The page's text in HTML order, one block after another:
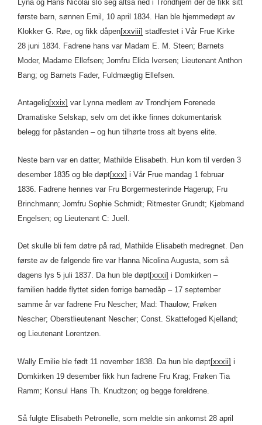
Lyna og Hans Nicolai slo seg altså ned i Trondhjem der de fikk sitt
første barn, sønnen Emil, 10 april 1834. Han ble hjemmedøpt av
Klokker G. Røe, og fikk dåpen[xxviii] stadfestet i Vår Frue Kirke
28 juni 1834. Fadrene hans var Madam E. M. Steen; Barnets
Moder, Madame Ellefsen; Jomfru Elida Iversen; Lieutenant Anthon
Bang; og Barnets Fader, Fuldmægtig Ellefsen.
Antagelig[xxix] var Lynna medlem av Trondhjem Forenede
Dramatiske Selskap, selv om det ikke finnes dokumentarisk
belegg for påstanden – og hun tilhørte tross alt byens elite.
Neste barn var en datter, Mathilde Elisabeth. Hun kom til verden 3
desember 1835 og ble døpt[xxx] i Vår Frue mandag 1 februar
1836. Fadrene hennes var Fru Borgermesterinde Hagerup; Fru
Brinchmann; Jomfru Sophie Schmidt; Ritmester Grundt; Kjøbmand
Engelsen; og Lieutenant C: Juell.
Det skulle bli fem døtre på rad, Mathilde Elisabeth medregnet. Den
første av de følgende fire var Hanna Nicolina Augusta, som så
dagens lys 5 juli 1837. Da hun ble døpt[xxxi] i Domkirken –
familien hadde flyttet siden forrige barnedåp – 17 september
samme år var fadrene Fru Nescher; Mad: Thaulow; Frøken
Nescher; Oberstlieutenant Nescher; Const. Skattefoged Kjelland;
og Lieutenant Lorentzen.
Wally Emilie ble født 11 november 1838. Da hun ble døpt[xxxii] i
Domkirken 19 desember fikk hun fadrene Fru Krag; Frøken Tia
Ramm; Konsul Hans Th. Knudtzon; og begge foreldrene.
Så fulgte Elisabeth Petronelle, som meldte sin ankomst 28 april